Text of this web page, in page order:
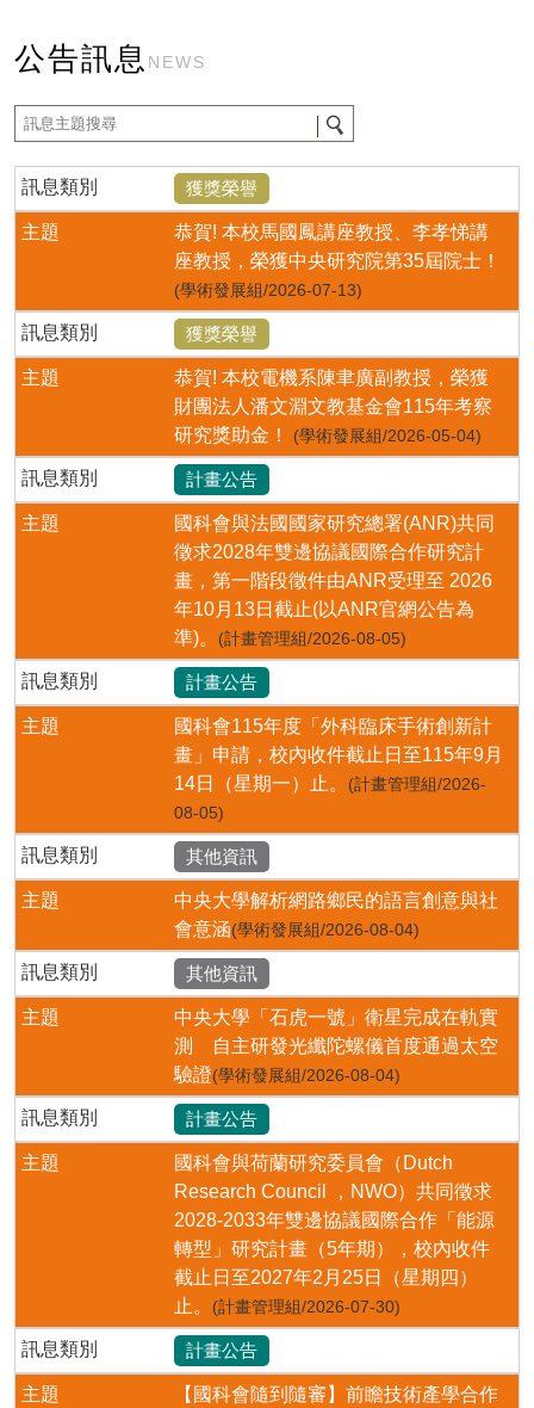
公告訊息 NEWS
訊息類別 獲獎榮譽
主題
恭賀! 本校馬國鳳講座教授、李孝悌講
座教授，榮獲中央研究院第35屆院士！
(學術發展組/2026-07-13)
訊息類別 獲獎榮譽
主題
恭賀! 本校電機系陳聿廣副教授，榮獲
財團法人潘文淵文教基金會115年考察
研究獎助金！
(學術發展組/2026-05-04)
訊息類別 計畫公告
主題
國科會與法國國家研究總署(ANR)共同
徵求2028年雙邊協議國際合作研究計
畫，第一階段徵件由ANR受理至 2026
年10月13日截止(以ANR官網公告為
準)。
(計畫管理組/2026-08-05)
訊息類別 計畫公告
主題
國科會115年度「外科臨床手術創新計
畫」申請，校內收件截止日至115年9月
14日（星期一）止。
(計畫管理組/2026-
08-05)
訊息類別 其他資訊
主題
中央大學解析網路鄉民的語言創意與社
會意涵(學術發展組/2026-08-04)
訊息類別 其他資訊
主題
中央大學「石虎一號」衛星完成在軌實
測 自主研發光纖陀螺儀首度通過太空
驗證(學術發展組/2026-08-04)
訊息類別 計畫公告
主題
國科會與荷蘭研究委員會（Dutch
Research Council ，NWO）共同徵求
2028-2033年雙邊協議國際合作「能源
轉型」研究計畫（5年期），校內收件
截止日至2027年2月25日（星期四）
止。
(計畫管理組/2026-07-30)
訊息類別 計畫公告
主題
【國科會隨到隨審】前瞻技術產學合作